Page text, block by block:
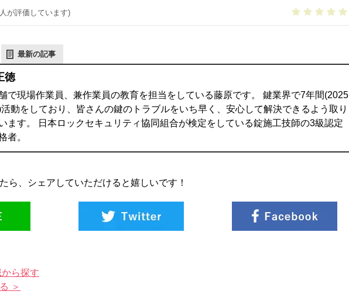
が評価しています)
最新の記事
徳
で現場作業員、兼作業員の教育を担当をしている藤原です。 鍵業界で7年間(2025
動をしており、皆さんの鍵のトラブルをいち早く、安心して解決できるよう取り
ます。 日本ロックセキュリティ協同組合が検定をしている錠施工技師の3級認定
者。
ら、シェアしていただけると嬉しいです！
ら探す
＞